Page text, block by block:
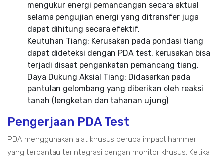
mengukur energi pemancangan secara aktual
selama pengujian energi yang ditransfer juga
dapat dihitung secara efektif.
Keutuhan Tiang: Kerusakan pada pondasi tiang
dapat dideteksi dengan PDA test, kerusakan bisa
terjadi disaat pengankatan pemancang tiang.
Daya Dukung Aksial Tiang: Didasarkan pada
pantulan gelombang yang diberikan oleh reaksi
tanah (lengketan dan tahanan ujung)
Pengerjaan PDA Test
PDA menggunakan alat khusus berupa impact hammer
yang terpantau terintegrasi dengan monitor khusus. Ketika